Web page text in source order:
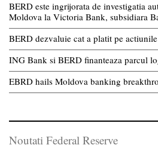
BERD este ingrijorata de investigatia
Moldova la Victoria Bank, subsidiara
BERD dezvaluie cat a platit pe
ING Bank si BERD finanteaza parcul
EBRD hails Moldova banking
Noutati Federal Reserve